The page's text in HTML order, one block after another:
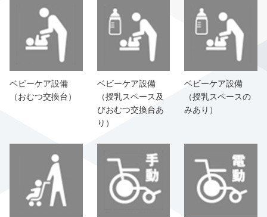
ベビーケア設備
（おむつ交換台）
ベビーケア設備
（授乳スペース及
びおむつ交換台あ
り）
ベビーケア設備
（授乳スペースの
みあり）